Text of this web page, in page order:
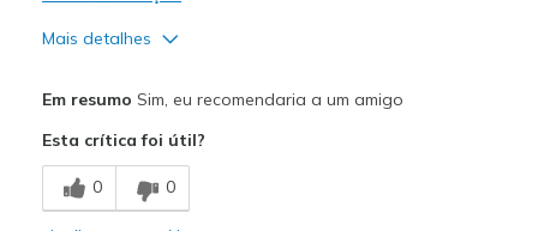
Mais detalhes
Comfortable
Stylish
Em resumo Sim, eu recomendaria a um amigo
Esta crítica foi útil?
0 0